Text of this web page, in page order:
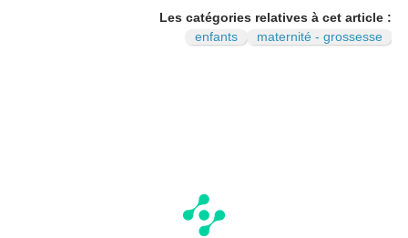
N
Les catégories relatives à cet article :
enfants
maternité - grossesse